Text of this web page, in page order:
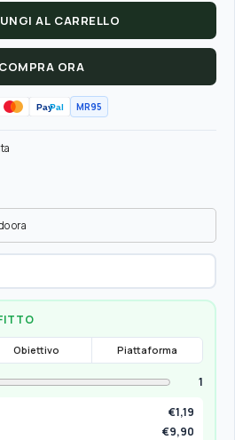
AL CARRELLO
ORA
PayPal MR95
ora
Obiettivo Piattaforma
1
€1,19
€9,90